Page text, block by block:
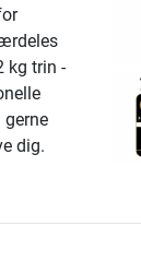
kg trin -
dig.